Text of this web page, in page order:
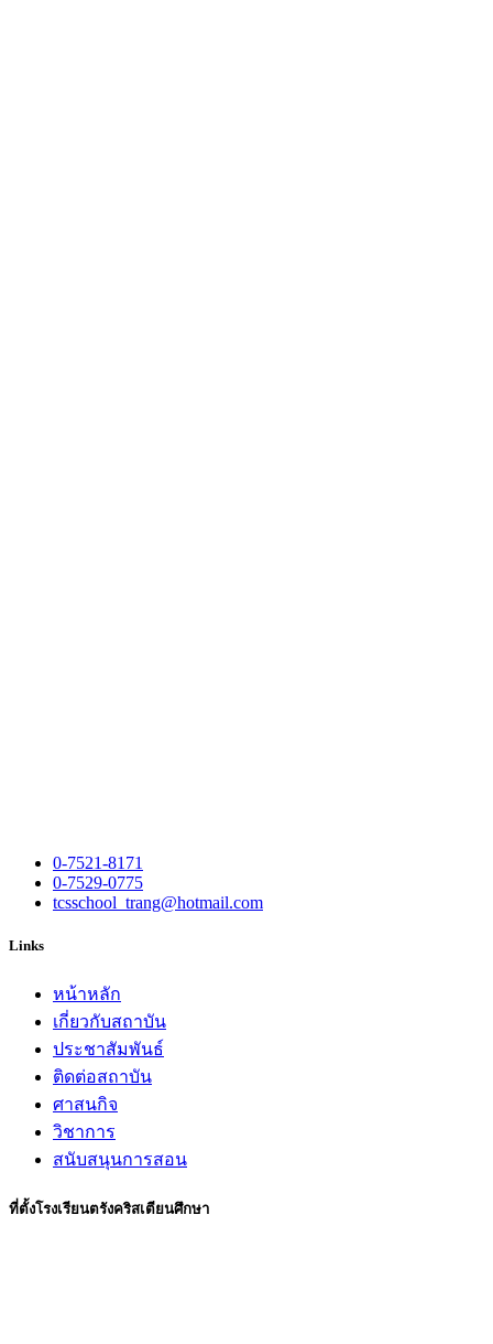
0-7521-8171
0-7529-0775
tcsschool_trang@hotmail.com
Links
หน้าหลัก
เกี่ยวกับสถาบัน
ประชาสัมพันธ์
ติดต่อสถาบัน
ศาสนกิจ
วิชาการ
สนับสนุนการสอน
ที่ตั้งโรงเรียนตรังคริสเตียนศึกษา